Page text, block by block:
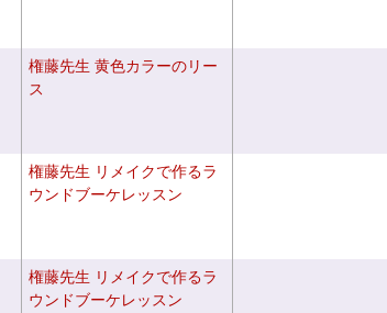
権藤先生 黄色カラーのリー
ス
権藤先生 リメイクで作るラ
ウンドブーケレッスン
権藤先生 リメイクで作るラ
ウンドブーケレッスン